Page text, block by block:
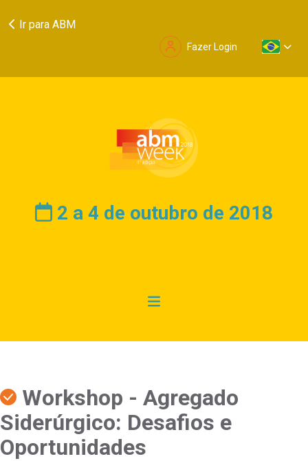
Ir para ABM
Fazer Login
2 a 4 de outubro de 2018
Workshop - Agregado
Siderúrgico: Desafios e
Oportunidades